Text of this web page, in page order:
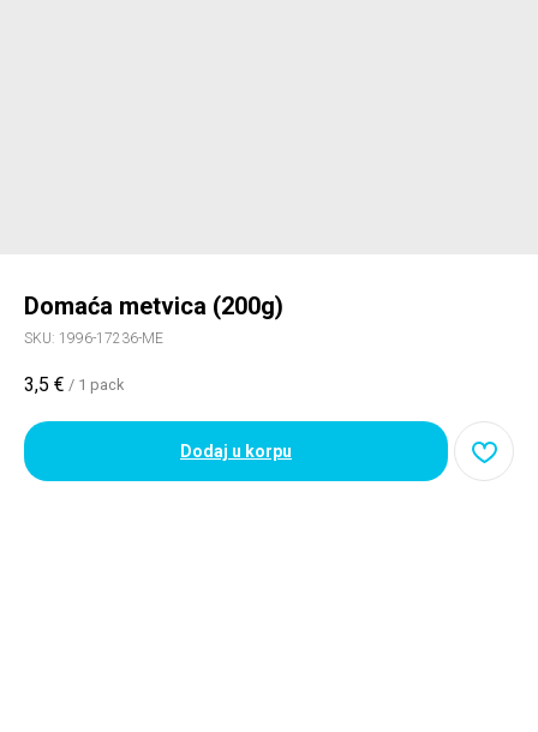
Domaća metvica (200g)
SKU: 1996-17236-ME
3,5 € / 1 pack
Dodaj u korpu